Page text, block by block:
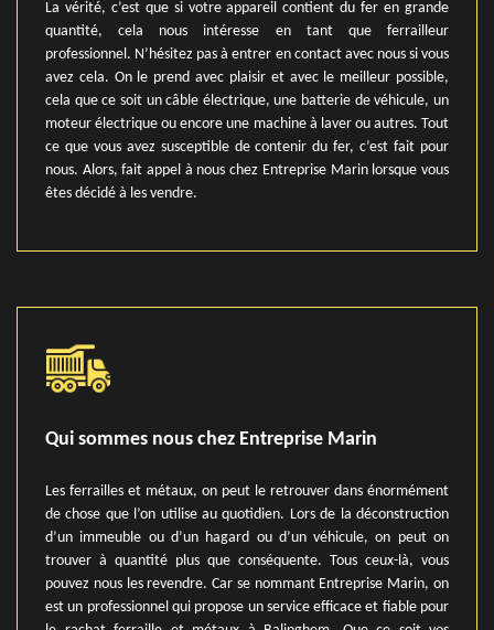
La vérité, c’est que si votre appareil contient du fer en grande
quantité, cela nous intéresse en tant que ferrailleur
professionnel. N’hésitez pas à entrer en contact avec nous si vous
avez cela. On le prend avec plaisir et avec le meilleur possible,
cela que ce soit un câble électrique, une batterie de véhicule, un
moteur électrique ou encore une machine à laver ou autres. Tout
ce que vous avez susceptible de contenir du fer, c’est fait pour
nous. Alors, fait appel à nous chez Entreprise Marin lorsque vous
êtes décidé à les vendre.
Qui sommes nous chez Entreprise Marin
Les ferrailles et métaux, on peut le retrouver dans énormément
de chose que l’on utilise au quotidien. Lors de la déconstruction
d’un immeuble ou d’un hagard ou d’un véhicule, on peut on
trouver à quantité plus que conséquente. Tous ceux-là, vous
pouvez nous les revendre. Car se nommant Entreprise Marin, on
est un professionnel qui propose un service efficace et fiable pour